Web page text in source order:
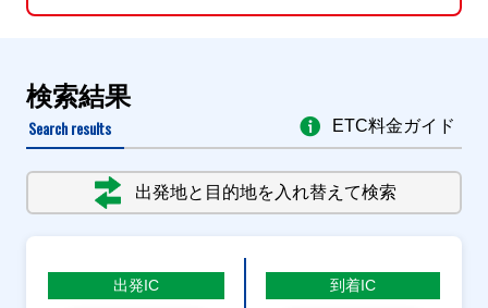
検索結果
Search results
出発地と目的地を入れ替えて検索
ETC料金ガイド
出発IC 到着IC